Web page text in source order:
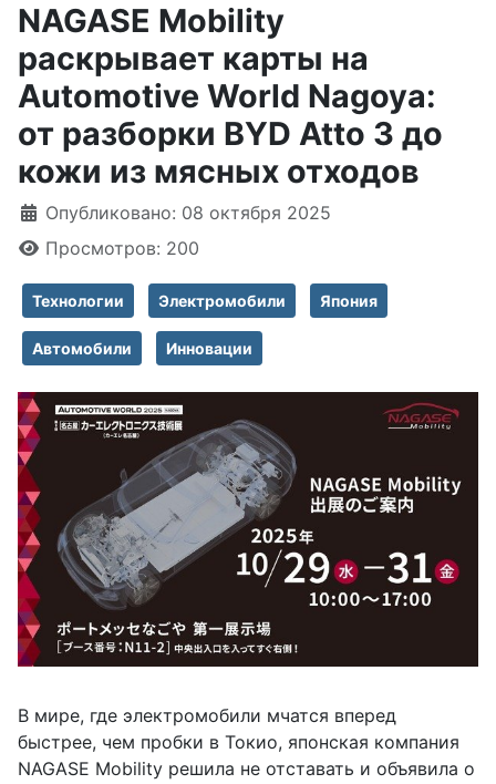
NAGASE Mobility
раскрывает карты на
Automotive World Nagoya:
от разборки BYD Atto 3 до
кожи из мясных отходов
Информация о материале
Опубликовано: 08 октября 2025
Просмотров: 200
Технологии Электромобили Япония
Автомобили Инновации
В мире, где электромобили мчатся вперед
быстрее, чем пробки в Токио, японская компания
NAGASE Mobility решила не отставать и объявила о